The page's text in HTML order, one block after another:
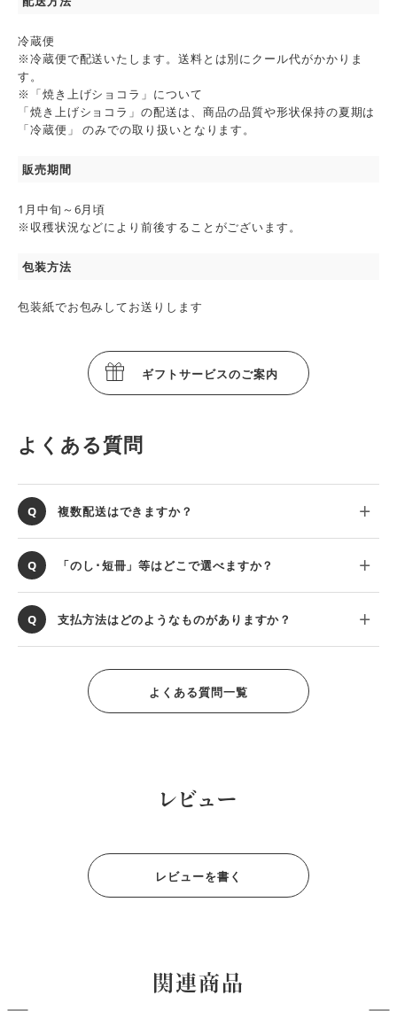
冷蔵便
※冷蔵便で配送いたします。送料とは別にクール代がかかりま
す。
※「焼き上げショコラ」について
「焼き上げショコラ」の配送は、商品の品質や形状保持の夏期は
「冷蔵便」 のみでの取り扱いとなります。
販売期間
1月中旬～6月頃
※収穫状況などにより前後することがございます。
包装方法
包装紙でお包みしてお送りします
ギフトサービスのご案内
よくある質問
複数配送はできますか？
「のし･短冊」等はどこで選べますか？
支払方法はどのようなものがありますか？
よくある質問一覧
レビュー
レビューを書く
関連商品